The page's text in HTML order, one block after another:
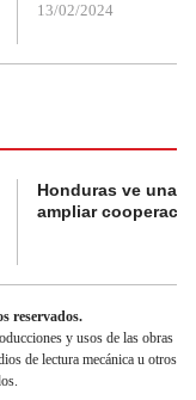
13/02/2024
Honduras ve una
ampliar
reservados.
y usos de las obras
de lectura mecánica u otros